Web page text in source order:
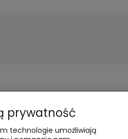
prywatność
technologie umożliwiają